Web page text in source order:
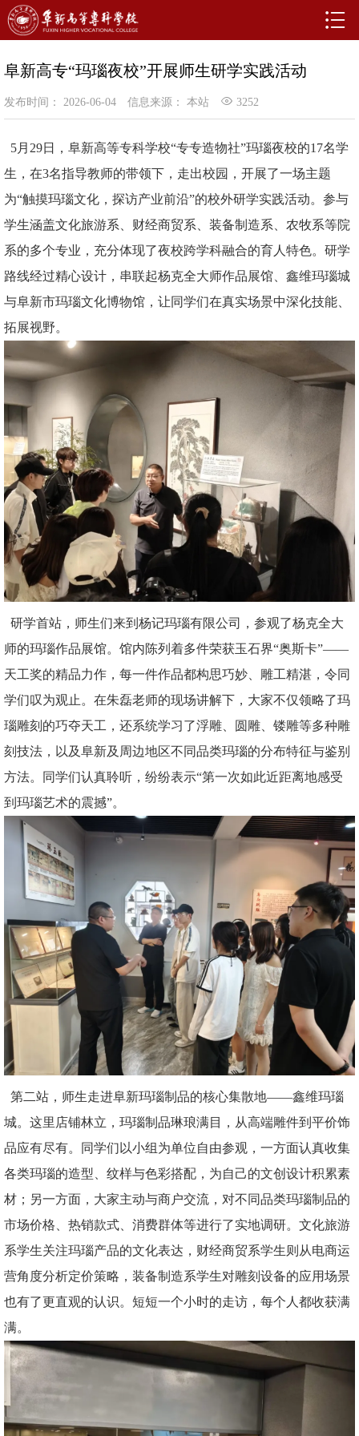
阜新高专“玛瑙夜校”开展师生研学实践活动
发布时间： 2026-06-04 信息来源： 本站 3252
5月29日，阜新高等专科学校“专专造物社”玛瑙夜校的17名学
生，在3名指导教师的带领下，走出校园，开展了一场主题
为“触摸玛瑙文化，探访产业前沿”的校外研学实践活动。参与
学生涵盖文化旅游系、财经商贸系、装备制造系、农牧系等院
系的多个专业，充分体现了夜校跨学科融合的育人特色。研学
路线经过精心设计，串联起杨克全大师作品展馆、鑫维玛瑙城
与阜新市玛瑙文化博物馆，让同学们在真实场景中深化技能、
拓展视野。
研学首站，师生们来到杨记玛瑙有限公司，参观了杨克全大
师的玛瑙作品展馆。馆内陈列着多件荣获玉石界“奥斯卡”——
天工奖的精品力作，每一件作品都构思巧妙、雕工精湛，令同
学们叹为观止。在朱磊老师的现场讲解下，大家不仅领略了玛
瑙雕刻的巧夺天工，还系统学习了浮雕、圆雕、镂雕等多种雕
刻技法，以及阜新及周边地区不同品类玛瑙的分布特征与鉴别
方法。同学们认真聆听，纷纷表示“第一次如此近距离地感受
到玛瑙艺术的震撼”。
第二站，师生走进阜新玛瑙制品的核心集散地——鑫维玛瑙
城。这里店铺林立，玛瑙制品琳琅满目，从高端雕件到平价饰
品应有尽有。同学们以小组为单位自由参观，一方面认真收集
各类玛瑙的造型、纹样与色彩搭配，为自己的文创设计积累素
材；另一方面，大家主动与商户交流，对不同品类玛瑙制品的
市场价格、热销款式、消费群体等进行了实地调研。文化旅游
系学生关注玛瑙产品的文化表达，财经商贸系学生则从电商运
营角度分析定价策略，装备制造系学生对雕刻设备的应用场景
也有了更直观的认识。短短一个小时的走访，每个人都收获满
满。